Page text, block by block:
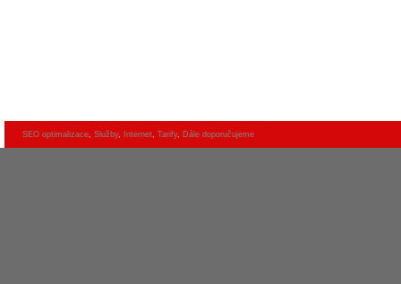
SEO optimalizace, Služby, Internet, Tarify, Dále doporučujeme